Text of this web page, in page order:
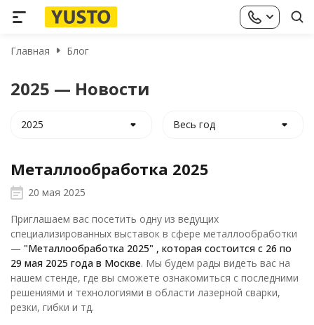
Главная Блог
2025 — Новости
2025 Весь год
Металлообработка 2025
20 мая 2025
Приглашаем вас посетить одну из ведущих
специализированных выставок в сфере металлообработки
— "Металлообработка 2025" , которая состоится с 26 по
29 мая 2025 года в Москве. Мы будем рады видеть вас на
нашем стенде, где вы сможете ознакомиться с последними
решениями и технологиями в области лазерной сварки,
резки, гибки и тд.